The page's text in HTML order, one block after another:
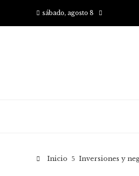
sábado, agosto 8
Inicio Inversiones y